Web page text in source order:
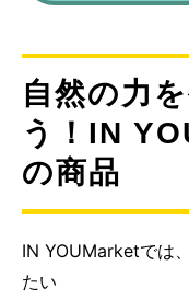
自然の力
う！IN
の商品
IN YOUMarketでは
たい